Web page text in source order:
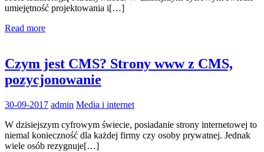
umiejętność projektowania i[…]
Read more
Czym jest CMS? Strony www z CMS,
pozycjonowanie
30-09-2017 admin Media i internet
W dzisiejszym cyfrowym świecie, posiadanie strony internetowej to
niemal konieczność dla każdej firmy czy osoby prywatnej. Jednak
wiele osób rezygnuje[…]